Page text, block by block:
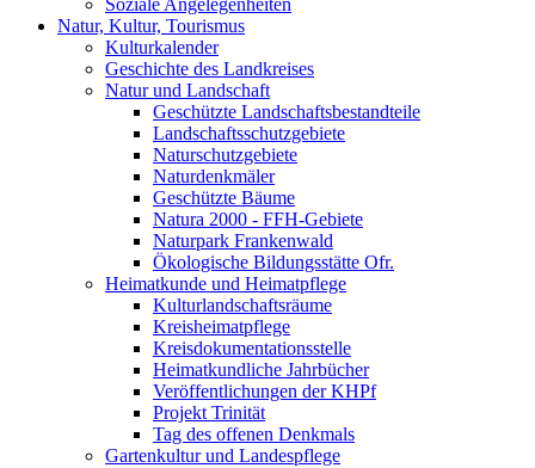
Soziale Angelegenheiten
Natur, Kultur, Tourismus
Kulturkalender
Geschichte des Landkreises
Natur und Landschaft
Geschützte Landschaftsbestandteile
Landschaftsschutzgebiete
Naturschutzgebiete
Naturdenkmäler
Geschützte Bäume
Natura 2000 - FFH-Gebiete
Naturpark Frankenwald
Ökologische Bildungsstätte Ofr.
Heimatkunde und Heimatpflege
Kulturlandschaftsräume
Kreisheimatpflege
Kreisdokumentationsstelle
Heimatkundliche Jahrbücher
Veröffentlichungen der KHPf
Projekt Trinität
Tag des offenen Denkmals
Gartenkultur und Landespflege